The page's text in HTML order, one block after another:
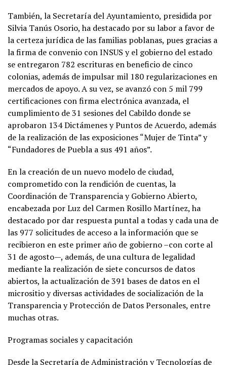
También, la Secretaría del Ayuntamiento, presidida por
Silvia Tanús Osorio, ha destacado por su labor a favor de
la certeza jurídica de las familias poblanas, pues gracias a
la firma de convenio con INSUS y el gobierno del estado
se entregaron 782 escrituras en beneficio de cinco
colonias, además de impulsar mil 180 regularizaciones en
mercados de apoyo. A su vez, se avanzó con 5 mil 799
certificaciones con firma electrónica avanzada, el
cumplimiento de 31 sesiones del Cabildo donde se
aprobaron 134 Dictámenes y Puntos de Acuerdo, además
de la realización de las exposiciones “Mujer de Tinta” y
“Fundadores de Puebla a sus 491 años”.
En la creación de un nuevo modelo de ciudad,
comprometido con la rendición de cuentas, la
Coordinación de Transparencia y Gobierno Abierto,
encabezada por Luz del Carmen Rosillo Martínez, ha
destacado por dar respuesta puntal a todas y cada una de
las 977 solicitudes de acceso a la información que se
recibieron en este primer año de gobierno –con corte al
31 de agosto—, además, de una cultura de legalidad
mediante la realización de siete concursos de datos
abiertos, la actualización de 391 bases de datos en el
micrositio y diversas actividades de socialización de la
Transparencia y Protección de Datos Personales, entre
muchas otras.
Programas sociales y capacitación
Desde la Secretaría de Administración y Tecnologías de